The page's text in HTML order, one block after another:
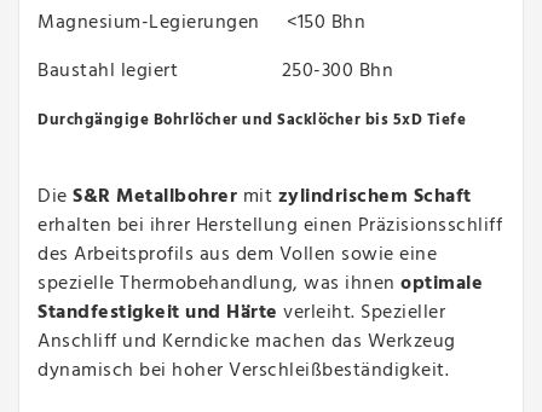
Magnesium-Legierungen <150 Bhn
Baustahl legiert 250-300 Bhn
Durchgängige Bohrlöcher und Sacklöcher bis 5xD Tiefe
DieS&R Metallbohrer mitzylindrischem Schaft
erhalten bei ihrer Herstellung einen Präzisionsschliff
des Arbeitsprofils aus dem Vollen sowie eine
spezielle Thermobehandlung, was ihnen optimale
Standfestigkeit und Härte verleiht. Spezieller
Anschliff und Kerndicke machen das Werkzeug
dynamisch bei hoher Verschleißbeständigkeit.